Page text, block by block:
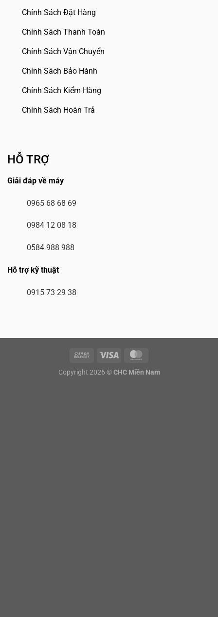
Chính Sách Đặt Hàng
Chính Sách Thanh Toán
Chính Sách Vận Chuyển
Chính Sách Bảo Hành
Chính Sách Kiểm Hàng
Chính Sách Hoàn Trả
HỖ TRỢ
Giải đáp về máy
0965 68 68 69
0984 12 08 18
0584 988 988
Hỗ trợ kỹ thuật
0915 73 29 38
Copyright 2026 © CHC Miền Nam